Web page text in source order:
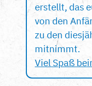
erstellt, das
von den
zu den
mitnimmt.
Viel Spaß